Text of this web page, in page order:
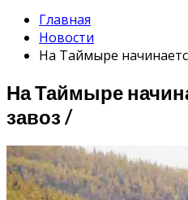
Главная
Новости
На Таймыре
На Таймыре
завоз /